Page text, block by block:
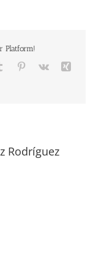
Platform!
Tumblr Pinterest
Vk
Rodríguez